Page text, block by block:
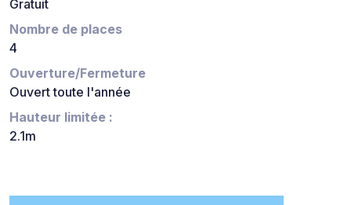
Gratuit
Nombre de places
4
Ouverture/Fermeture
Ouvert toute l'année
Hauteur limitée :
2.1m